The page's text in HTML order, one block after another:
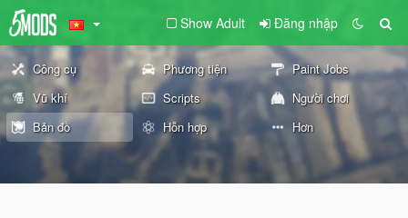
Show Adult Đăng nhập
Công cụ Phương tiện
Paint Jobs
Vũ khí
Scripts
Người chơi
Bản đồ
Hỗn hợp Hơn